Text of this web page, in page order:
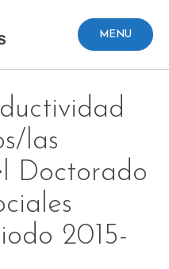
MENU
las
Doctorado
2015-